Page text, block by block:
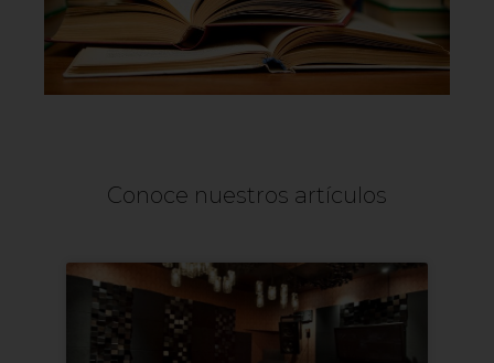
Conoce nuestros artículos